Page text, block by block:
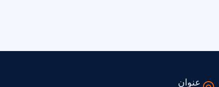
عنوان